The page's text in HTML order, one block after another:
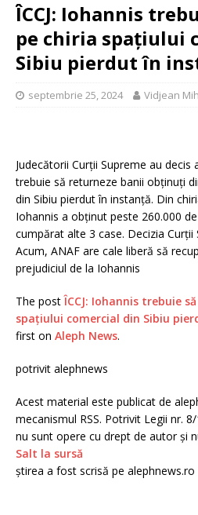
ÎCCJ: Iohannis
pe chiria spațiului
Sibiu pierdut în
septembrie 25, 2024 Vidjean
Judecătorii Curții Supreme au
trebuie să returneze banii obținuți
din Sibiu pierdut în instanță. Din
Iohannis a obținut peste 260.000
cumpărat alte 3 case. Decizia
Acum, ANAF are cale liberă să
prejudiciul de la Iohannis
The postÎCCJ: Iohannis trebuie
spațiului comercial din Sibiu
first on Aleph News.
potrivit alephnews
Acest material este publicat de
mecanismul RSS. Potrivit Legii nr.
nu sunt opere cu drept de autor și
Salt la sursă
știrea a fost scrisă pe